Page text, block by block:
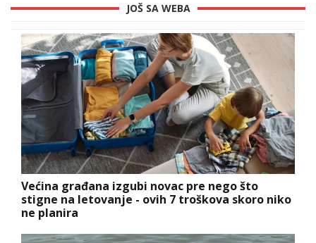
JOŠ SA WEBA
Većina građana izgubi novac pre nego što
stigne na letovanje - ovih 7 troškova skoro niko
ne planira